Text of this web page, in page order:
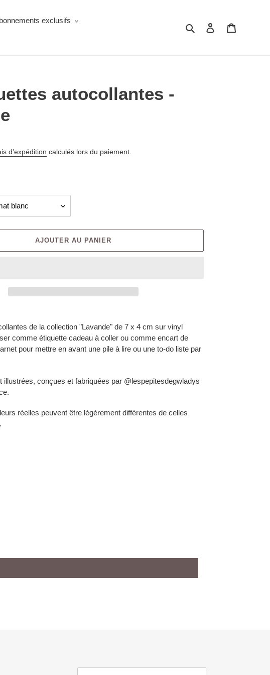
exclusifs
RechercherSe connecter
autocollantes -
d'expédition calculés lors du paiement.
AJOUTER AU PANIER
de la collection "Lavande" de 7 x 4 cm sur vinyl
comme étiquette cadeau à coller ou comme encart de
pour mettre en avant une pile à lire ou une to-do liste par
illustrées, conçues et fabriquées par @lespepitesdegwladys
réelles peuvent être légèrement différentes de celles